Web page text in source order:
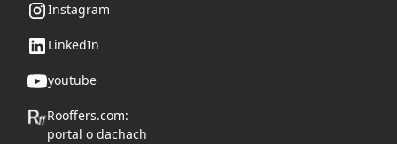
Instagram
LinkedIn
youtube
Rooffers.com:
portal o dachach